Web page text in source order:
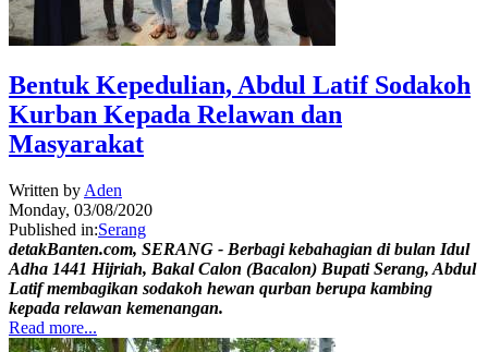
Bentuk Kepedulian, Abdul Latif Sodakoh
Kurban Kepada Relawan dan
Masyarakat
Written by Aden
Monday, 03/08/2020
Published in:Serang
detakBanten.com, SERANG - Berbagi kebahagian di bulan Idul
Adha 1441 Hijriah, Bakal Calon (Bacalon) Bupati Serang, Abdul
Latif membagikan sodakoh hewan qurban berupa kambing
kepada relawan kemenangan.
Read more...